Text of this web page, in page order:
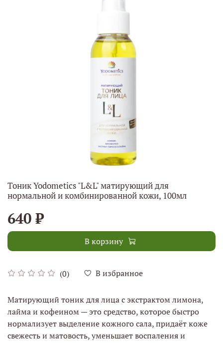
Тоник Yodometics "L&L" матирующий для
нормальной и комбинированной кожи, 100мл
(0) В избранное
640 ₽
В корзину
Матирующий тоник для лица с экстрактом лимона,
лайма и кофеином — это средство, которое быстро
нормализует выделение кожного сала, придаёт коже
свежесть и матовость, уменьшает воспаления и